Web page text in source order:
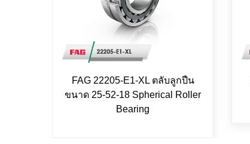
FAG 22205-E1-XL ตลับลูกปืน
ขนาด 25-52-18 Spherical Roller
Bearing